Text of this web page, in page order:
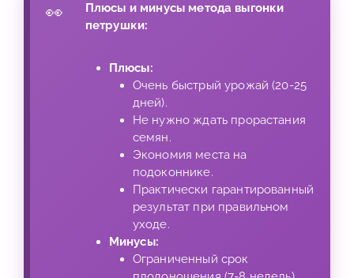
Плюсы и минусы метода выгонки
петрушки:
Плюсы:
Очень быстрый урожай (20-25
дней).
Не нужно ждать прорастания
семян.
Экономия места на
подоконнике.
Практически гарантированный
результат при правильном
уходе.
Минусы:
Ограниченный срок